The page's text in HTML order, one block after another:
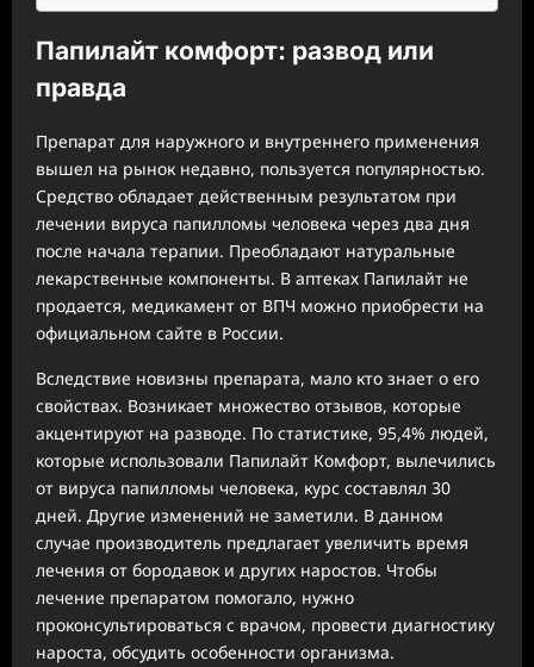
Папилайт комфорт: развод или
правда
Препарат для наружного и внутреннего применения
вышел на рынок недавно, пользуется популярностью.
Средство обладает действенным результатом при
лечении вируса папилломы человека через два дня
после начала терапии. Преобладают натуральные
лекарственные компоненты. В аптеках Папилайт не
продается, медикамент от ВПЧ можно приобрести на
официальном сайте в России.
Вследствие новизны препарата, мало кто знает о его
свойствах. Возникает множество отзывов, которые
акцентируют на разводе. По статистике, 95,4% людей,
которые использовали Папилайт Комфорт, вылечились
от вируса папилломы человека, курс составлял 30
дней. Другие изменений не заметили. В данном
случае производитель предлагает увеличить время
лечения от бородавок и других наростов. Чтобы
лечение препаратом помогало, нужно
проконсультироваться с врачом, провести диагностику
нароста, обсудить особенности организма.